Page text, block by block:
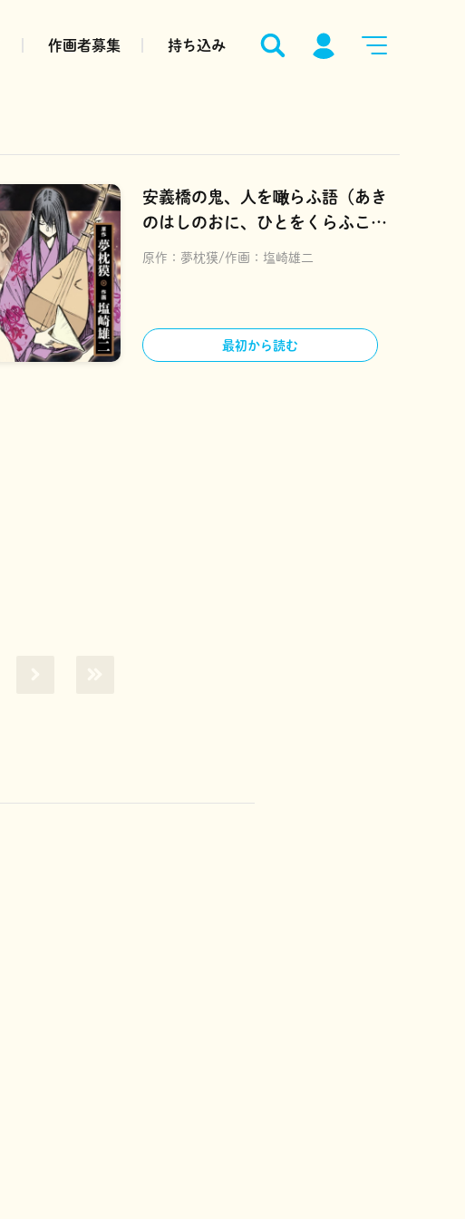
作画者募集 持ち込み
安義橋の鬼、人を噉らふ語（あき
のはしのおに、ひとをくらふこ
と）
原作： 夢枕獏 作画： 塩崎雄二
最初から読む